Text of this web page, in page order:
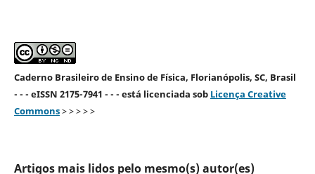
Caderno Brasileiro de Ensino de Física, Florianópolis, SC, Brasil
- - - eISSN 2175-7941 - - - está licenciada sob Licença Creative
Commons> > > > >
Artigos mais lidos pelo mesmo(s) autor(es)